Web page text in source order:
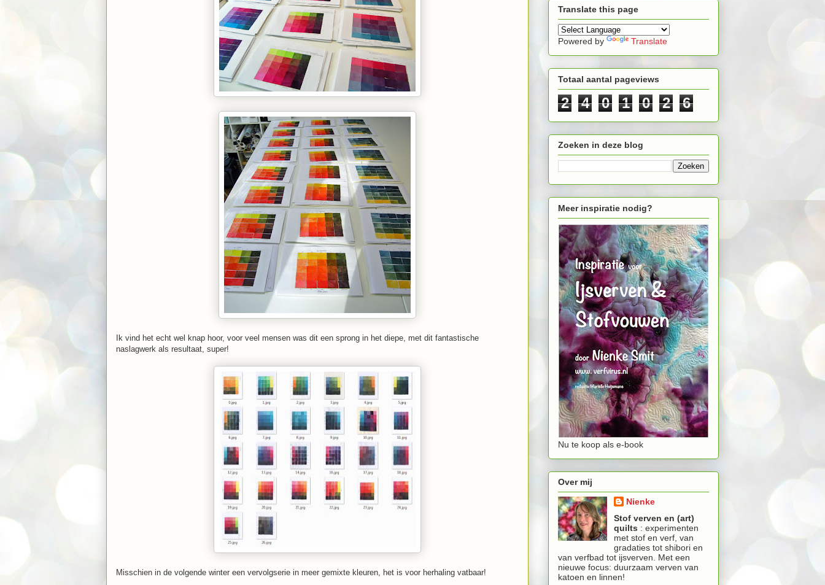
Ik vind het echt wel knap hoor, voor veel mensen was dit een sprong in het diepe, met dit fantastische
naslagwerk als resultaat, super!
Misschien in de volgende winter een vervolgserie in meer gemixte kleuren, het is voor herhaling vatbaar!
Translate this page
Powered by Translate
Totaal aantal pageviews
2 4 0 1 0 2 6
Zoeken in deze blog
Meer inspiratie nodig?
Nu te koop als e-book
Over mij
Nienke
Stof verven en (art)
quilts : experimenten
met stof en verf, van
gradaties tot shibori en
van verfbad tot ijsverven. Met een
nieuwe focus: duurzaam verven van
katoen en linnen!